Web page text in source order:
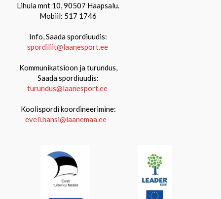
Lihula mnt 10, 90507 Haapsalu.
Mobiil: 517 1746
Info, Saada spordiuudis:
spordiliit@laanesport.ee
Kommunikatsioon ja turundus,
Saada spordiuudis:
turundus@laanesport.ee
Koolispordi koordineerimine:
eveli.hansi@laanemaa.ee